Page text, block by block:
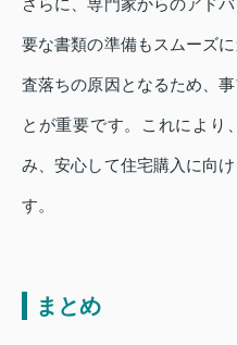
さらに、専門家からのアド
要な書類の準備もスムーズ
査落ちの原因となるため、
とが重要です。これにより
み、安心して住宅購入に向
す。
まとめ